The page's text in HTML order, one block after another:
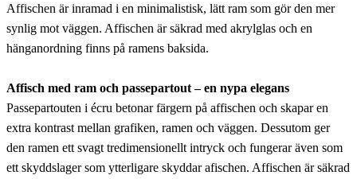
Affischen är inramad i en minimalistisk, lätt ram som gör den mer
synlig mot väggen. Affischen är säkrad med akrylglas och en
hänganordning finns på ramens baksida.
Affisch med ram och passepartout – en nypa elegans
Passepartouten i écru betonar färgern på affischen och skapar en
extra kontrast mellan grafiken, ramen och väggen. Dessutom ger
den ramen ett svagt tredimensionellt intryck och fungerar även som
ett skyddslager som ytterligare skyddar afischen. Affischen är säkrad